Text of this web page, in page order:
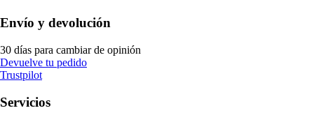
Envío y devolución
30 días para cambiar de opinión
Devuelve tu pedido
Trustpilot
Servicios